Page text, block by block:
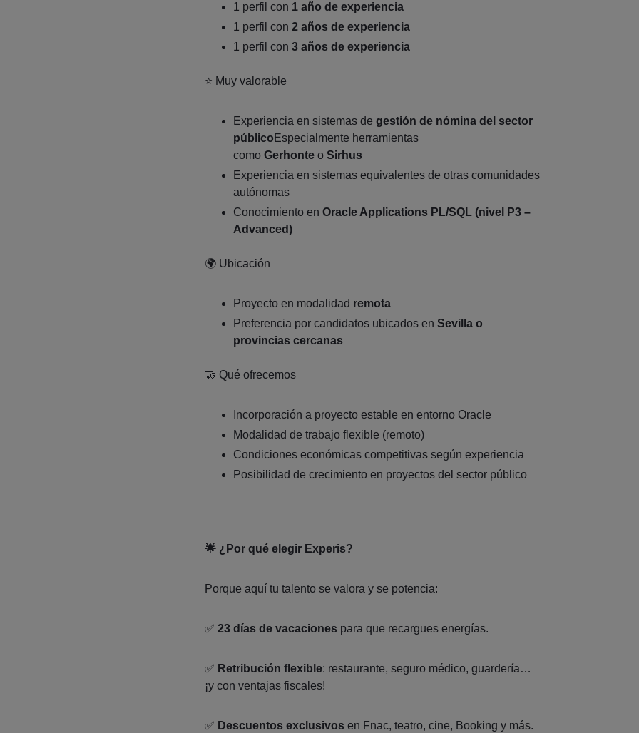
1 perfil con 1 año de experiencia
1 perfil con 2 años de experiencia
1 perfil con 3 años de experiencia
⭐ Muy valorable
Experiencia en sistemas de gestión de nómina del sector
público Especialmente herramientas
como Gerhonteo Sirhus
Experiencia en sistemas equivalentes de otras comunidades
autónomas
Conocimiento en Oracle Applications PL/SQL (nivel P3 –
Advanced)
🌍 Ubicación
Proyecto en modalidad remota
Preferencia por candidatos ubicados en Sevilla o
provincias cercanas
🤝 Qué ofrecemos
Incorporación a proyecto estable en entorno Oracle
Modalidad de trabajo flexible (remoto)
Condiciones económicas competitivas según experiencia
Posibilidad de crecimiento en proyectos del sector público
🌟 ¿Por qué elegir Experis?
Porque aquí tu talento se valora y se potencia:
✅ 23 días de vacacionespara que recargues energías.
✅ Retribución flexible: restaurante, seguro médico, guardería…
¡y con ventajas fiscales!
✅ Descuentos exclusivosen Fnac, teatro, cine, Booking y más.